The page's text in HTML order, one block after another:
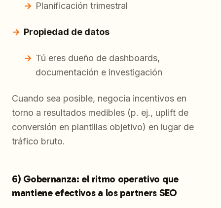
Planificación trimestral
Propiedad de datos
Tú eres dueño de dashboards,
documentación e investigación
Cuando sea posible, negocia incentivos en
torno a resultados medibles (p. ej., uplift de
conversión en plantillas objetivo) en lugar de
tráfico bruto.
6) Gobernanza: el ritmo operativo que
mantiene efectivos a los partners SEO